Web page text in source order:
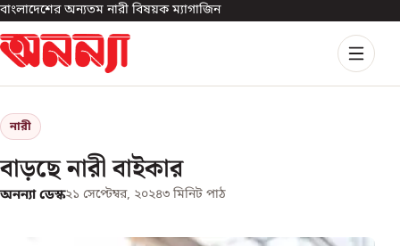
বাংলাদেশের অন্যতম নারী বিষয়ক ম্যাগাজিন
নারী
বাড়ছে নারী বাইকার
অনন্যা ডেস্ক২১ সেপ্টেম্বর, ২০২৪৩ মিনিট পাঠ